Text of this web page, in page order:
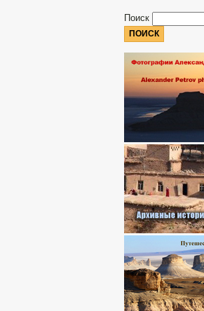
Поиск